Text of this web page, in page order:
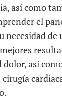
así como
el
necesidad de
así